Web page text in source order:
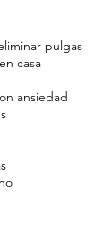
pulgas
casa
ansiedad